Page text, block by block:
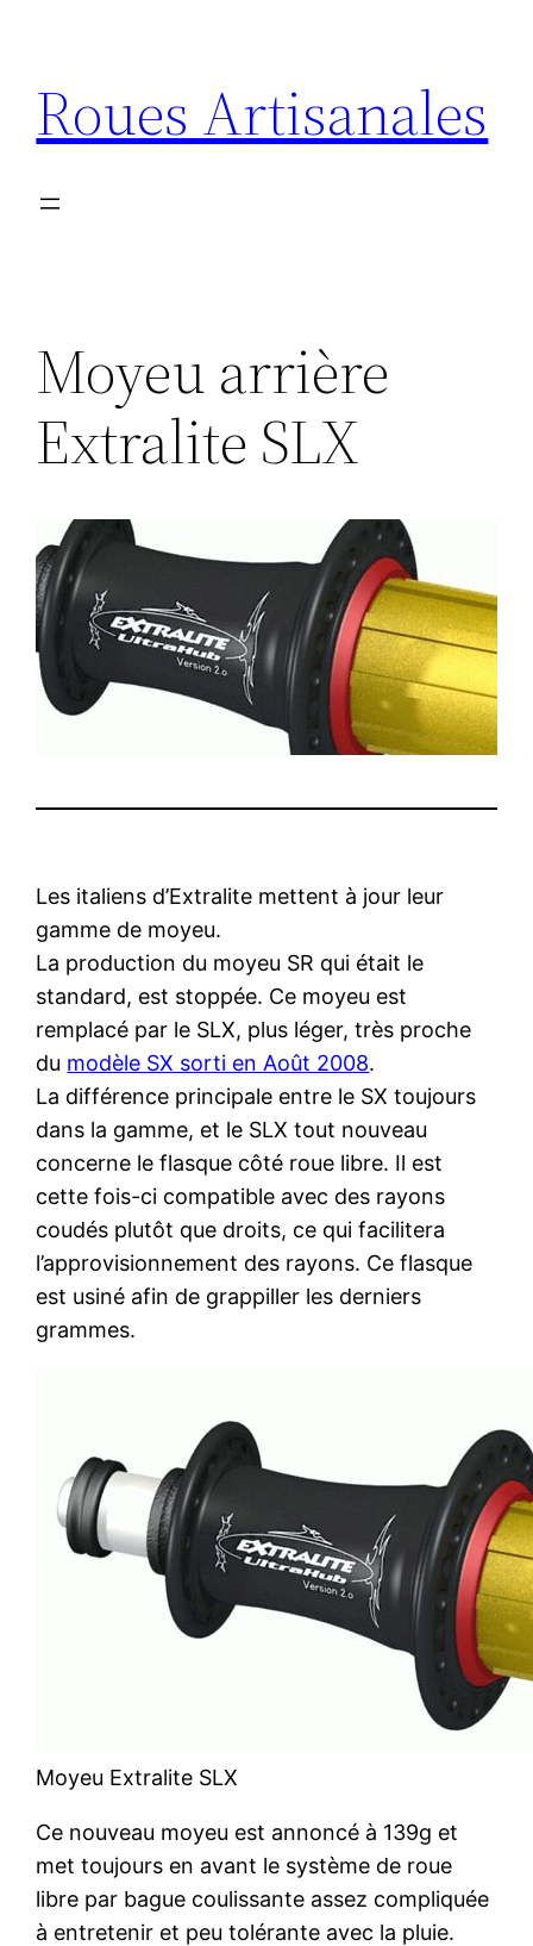
contenu
Roues Artisanales
Moyeu arrière
Extralite SLX
Les italiens d’Extralite mettent à jour leur
gamme de moyeu.
La production du moyeu SR qui était le
standard, est stoppée. Ce moyeu est
remplacé par le SLX, plus léger, très proche
du modèle SX sorti en Août 2008.
La différence principale entre le SX toujours
dans la gamme, et le SLX tout nouveau
concerne le flasque côté roue libre. Il est
cette fois-ci compatible avec des rayons
coudés plutôt que droits, ce qui facilitera
l’approvisionnement des rayons. Ce flasque
est usiné afin de grappiller les derniers
grammes.
Moyeu Extralite SLX
Ce nouveau moyeu est annoncé à 139g et
met toujours en avant le système de roue
libre par bague coulissante assez compliquée
à entretenir et peu tolérante avec la pluie.